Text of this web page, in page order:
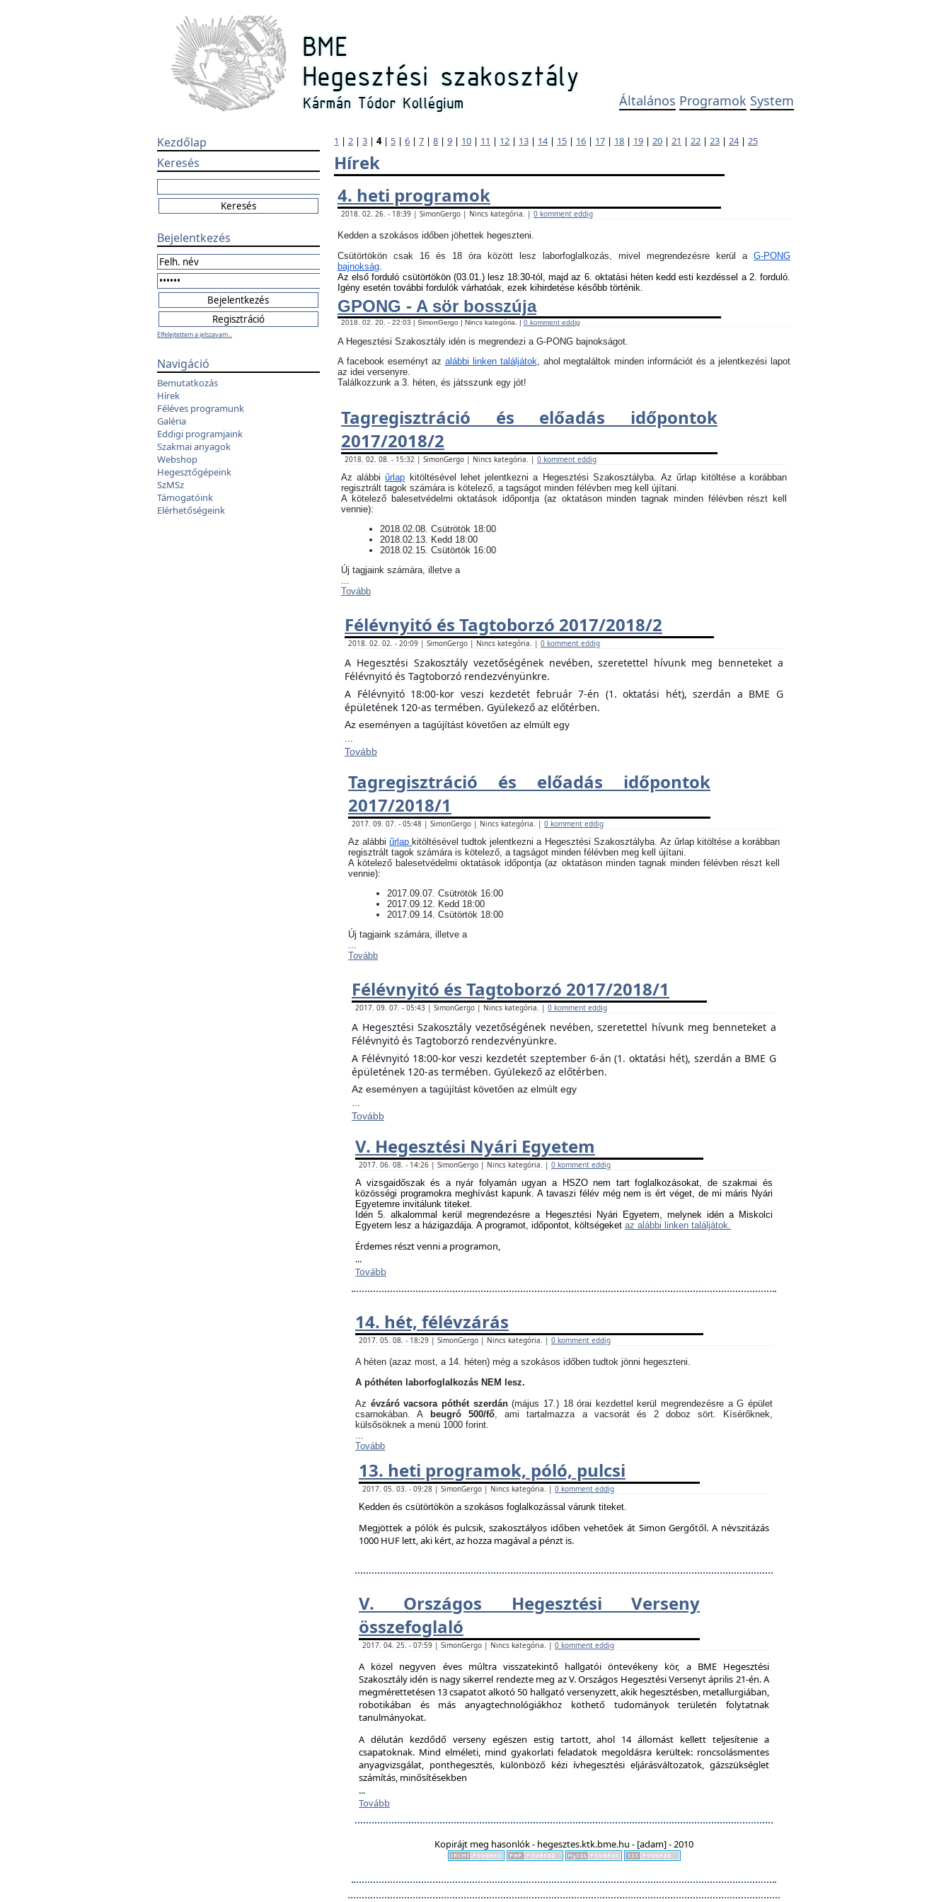
Általános Programok System
Kezdőlap
Keresés
Bejelentkezés
Elfelejtettem a jelszavam...
Navigáció
Bemutatkozás
Hírek
Féléves programunk
Galéria
Eddigi programjaink
Szakmai anyagok
Webshop
Hegesztőgépeink
SzMSz
Támogatóink
Elérhetőségeink
1 | 2 | 3 | 4| 5 | 6 | 7 | 8 | 9 | 10 | 11 | 12 | 13 | 14| 15 | 16 | 17 | 18 | 19 | 20 | 21 | 22 | 23 | 24| 25
Hírek
4. heti programok
2018. 02. 26. - 18:39 | SimonGergo | Nincs kategória. | 0 komment eddig
Kedden a szokásos időben jöhettek hegeszteni.
Csütörtökön csak 16 és 18 óra között lesz laborfoglalkozás, mivel megrendezésre kerül a G-PONG
bajnokság.
Az első forduló csütörtökön (03.01.) lesz 18:30-tól, majd az 6. oktatási héten kedd esti kezdéssel a 2. forduló.
Igény esetén további fordulók várhatóak, ezek kihirdetése később történik.
GPONG - A sör bosszúja
2018. 02. 20. - 22:03 | SimonGergo | Nincs kategória. | 0 komment eddig
A Hegesztési Szakosztály idén is megrendezi a G-PONG bajnokságot.
A facebook eseményt az alábbi linken találjátok , ahol megtaláltok minden információt és a jelentkezési lapot
az idei versenyre.
Találkozzunk a 3. héten, és játsszunk egy jót!
Tagregisztráció és előadás időpontok
2017/2018/2
2018. 02. 08. - 15:32 | SimonGergo | Nincs kategória. | 0 komment eddig
Az alábbiűrlap kitöltésével lehet jelentkezni a Hegesztési Szakosztályba. Az űrlap kitöltése a korábban
regisztrált tagok számára is kötelező, a tagságot minden félévben meg kell újítani.
​A kötelező balesetvédelmi oktatások időpontja (az oktatáson minden tagnak minden félévben részt kell
vennie):
​2018.02.08. Csütrötök 18:00
2018.02.13. Kedd 18:00
2018.02.15. Csütörtök 16:00
Új tagjaink számára, illetve a
Tovább
Félévnyitó és Tagtoborzó 2017/2018/2
2018. 02. 02. - 20:09 | SimonGergo | Nincs kategória. | 0 komment eddig
A Hegesztési Szakosztály vezetőségének nevében, szeretettel hívunk meg benneteket a
Félévnyitó és Tagtoborzó rendezvényünkre.
A Félévnyitó 18:00-kor veszi kezdetét február 7-én (1. oktatási hét), szerdán a BME G
épületének 120-as termében. Gyülekező az előtérben.
Az eseményen a tagújítást követően az elmúlt egy
Tovább
Tagregisztráció és előadás időpontok
2017/2018/1
2017. 09. 07. - 05:48 | SimonGergo | Nincs kategória. | 0 komment eddig
Az alábbiűrlapkitöltésével tudtok jelentkezni a Hegesztési Szakosztályba. Az űrlap kitöltése a korábban
regisztrált tagok számára is kötelező, a tagságot minden félévben meg kell újítani.
​A kötelező balesetvédelmi oktatások időpontja (az oktatáson minden tagnak minden félévben részt kell
vennie):
​2017.09.07. Csütrötök 16:00
2017.09.12. Kedd 18:00
2017.09.14. Csütörtök 18:00
Új tagjaink számára, illetve a
Tovább
Félévnyitó és Tagtoborzó 2017/2018/1
2017. 09. 07. - 05:43 | SimonGergo | Nincs kategória. | 0 komment eddig
A Hegesztési Szakosztály vezetőségének nevében, szeretettel hívunk meg benneteket a
Félévnyitó és Tagtoborzó rendezvényünkre.
A Félévnyitó 18:00-kor veszi kezdetét szeptember 6-án (1. oktatási hét), szerdán a BME G
épületének 120-as termében. Gyülekező az előtérben.
Az eseményen a tagújítást követően az elmúlt egy
Tovább
V. Hegesztési Nyári Egyetem
2017. 06. 08. - 14:26 | SimonGergo | Nincs kategória. | 0 komment eddig
A vizsgaidőszak és a nyár folyamán ugyan a HSZO nem tart foglalkozásokat, de szakmai és
közösségi programokra meghívást kapunk. A tavaszi félév még nem is ért véget, de mi máris Nyári
Egyetemre invitálunk titeket.
Idén 5. alkalommal kerül megrendezésre a Hegesztési Nyári Egyetem, melynek idén a Miskolci
Egyetem lesz a házigazdája. A programot, időpontot, költségeket az alábbi linken találjátok.
Érdemes részt venni a programon,
...
Tovább
14. hét, félévzárás
2017. 05. 08. - 18:29 | SimonGergo | Nincs kategória. | 0 komment eddig
A héten (azaz most, a 14. héten) még a szokásos időben tudtok jönni hegeszteni.
A póthéten laborfoglalkozás NEM lesz.
Az évzáró vacsora póthét szerdán(május 17.) 18 órai kezdettel kerül megrendezésre a G épület
csarnokában. A beugró 500/fő , ami tartalmazza a vacsorát és 2 doboz sört. Kísérőknek,
külsősöknek a menü 1000 forint.
Tovább
13. heti programok, póló, pulcsi
2017. 05. 03. - 09:28 | SimonGergo | Nincs kategória. | 0 komment eddig
Kedden és csütörtökön a szokásos foglalkozással várunk titeket.
Megjöttek a pólók és pulcsik, szakosztályos időben vehetőek át Simon Gergőtől. A névszitázás
1000 HUF lett, aki kért, az hozza magával a pénzt is.
V. Országos Hegesztési Verseny
összefoglaló
2017. 04. 25. - 07:59 | SimonGergo | Nincs kategória. | 0 komment eddig
A közel negyven éves múltra visszatekintő hallgatói öntevékeny kör, a BME Hegesztési
Szakosztály idén is nagy sikerrel rendezte meg az V. Országos Hegesztési Versenyt április 21-én. A
megmérettetésen 13 csapatot alkotó 50 hallgató versenyzett, akik hegesztésben, metallurgiában,
robotikában és más anyagtechnológiákhoz köthető tudományok területén folytatnak
tanulmányokat.
A délután kezdődő verseny egészen estig tartott, ahol 14 állomást kellett teljesítenie a
csapatoknak. Mind elméleti, mind gyakorlati feladatok megoldásra kerültek: roncsolásmentes
anyagvizsgálat, ponthegesztés, különböző kézi ívhegesztési eljárásváltozatok, gázszükséglet
számítás, minősítésekben
...
Tovább
Kopirájt meg hasonlók - hegesztes.ktk.bme.hu - [adam] - 2010